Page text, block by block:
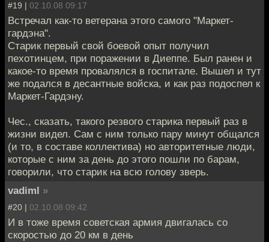
#19 | 02.10.08 09:17
Встречал как-то ветерана этого самого "Маркет-
гардэна".
Старик первый свой боевой опыт получил
пехотинцем, при поражении в Диеппе. Был ранен и
какое-то время провалялся в госпитале. Вышел и тут
же подался в десантные войска, и как раз подоспел к
Маркет-Гардэну.
Чес., сказать, такого резвого старика первый раз в
жизни видел. Сам с ним только пару минут общался
(и то, в составе коллектива) но авторитетные люди,
которые с ним за день до этого пошли по барам,
говорили, что старик на всю голову зверь.
vadiml »
#20 | 02.10.08 09:42
И в тоже время советская армия двигалась со
скоростью до 20 км в день